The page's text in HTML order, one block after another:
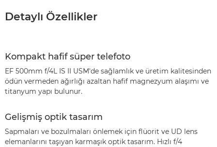
Detaylı Özellikler
Kompakt hafif süper telefoto
EF 500mm f/4L IS II USM'de sağlamlık ve üretim kalitesinden
ödün vermeden ağırlığı azaltan hafif magnezyum alaşımı ve
titanyum yapı bulunur.
Gelişmiş optik tasarım
Sapmaları ve bozulmaları önlemek için flüorit ve UD lens
elemanlarını taşıyan karmaşık optik tasarım. Hızlı f/4